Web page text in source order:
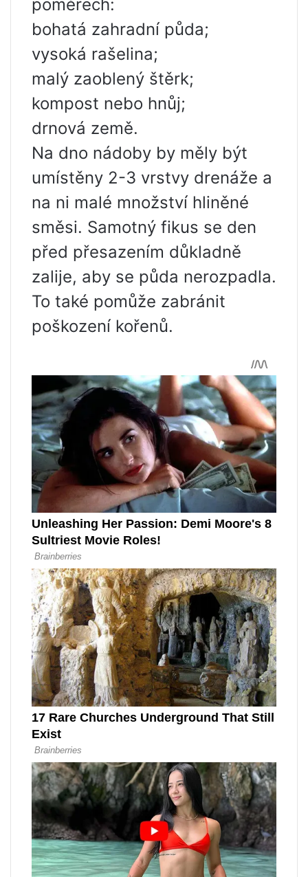
poměrech:
bohatá zahradní půda;
vysoká rašelina;
malý zaoblený štěrk;
kompost nebo hnůj;
drnová země.
Na dno nádoby by měly být
umístěny 2-3 vrstvy drenáže a
na ni malé množství hliněné
směsi. Samotný fikus se den
před přesazením důkladně
zalije, aby se půda nerozpadla.
To také pomůže zabránit
poškození kořenů.